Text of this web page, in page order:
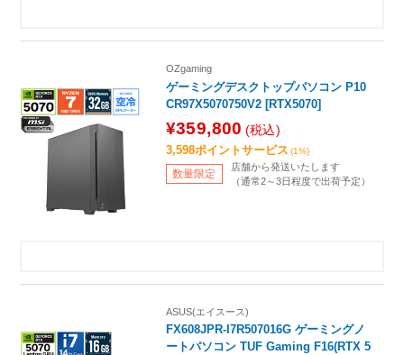
OZgaming
ゲーミングデスクトップパソコン P10
CR97X5070750V2 [RTX5070]
¥359,800 (税込)
3,598ポイントサービス (1%)
数量限定
店舗から発送いたします
（通常2～3日程度で出荷予定）
ASUS(エイスース)
FX608JPR-I7R507016G ゲーミングノ
ートパソコン TUF Gaming F16(RTX 5